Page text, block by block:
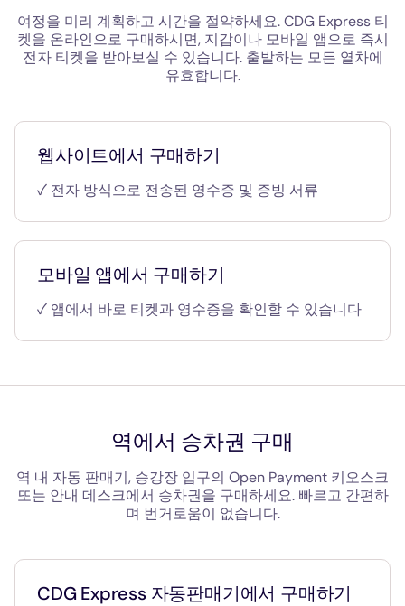
여정을 미리 계획하고 시간을 절약하세요. CDG Express 티
켓을 온라인으로 구매하시면, 지갑이나 모바일 앱으로 즉시
전자 티켓을 받아보실 수 있습니다. 출발하는 모든 열차에
유효합니다.
웹사이트에서 구매하기
✓ 전자 방식으로 전송된 영수증 및 증빙 서류
모바일 앱에서 구매하기
✓ 앱에서 바로 티켓과 영수증을 확인할 수 있습니다
역에서 승차권 구매
역 내 자동 판매기, 승강장 입구의 Open Payment 키오스크
또는 안내 데스크에서 승차권을 구매하세요. 빠르고 간편하
며 번거로움이 없습니다.
CDG Express 자동판매기에서 구매하기